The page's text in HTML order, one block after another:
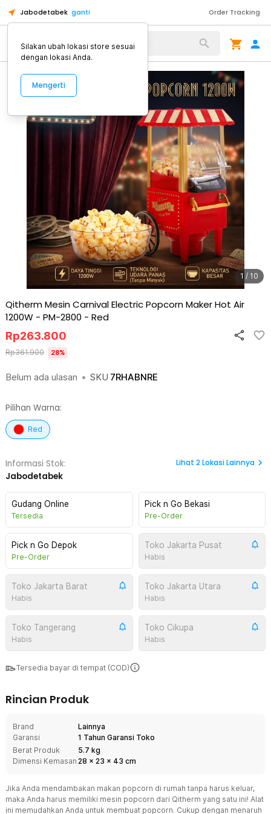
Jabodetabek ganti Order Tracking
Alat Kopi
1 / 10
Qitherm Mesin Carnival Electric Popcorn Maker Hot Air
1200W - PM-2800 - Red
Belum ada ulasan • SKU 7RHABNRE
Rp263.800
Rp361.900 28%
Pilihan Warna:
Red
Informasi Stok:
Jabodetabek
Lihat 2Lokasi Lainnya
Gudang Online
Tersedia
Pick n Go Bekasi
Pre-Order
Pick n Go Depok
Pre-Order
Toko Jakarta Pusat
Habis
Toko Jakarta Barat
Habis
Toko Jakarta Utara
Habis
Toko Tangerang
Habis
Toko Cikupa
Habis
Tersedia bayar di tempat (COD)
Rincian Produk
Brand
Lainnya
Garansi
1 Tahun Garansi Toko
Berat Produk
5.7 kg
Dimensi Kemasan 28 x 23 x 43 cm
Jika Anda mendambakan makan popcorn di rumah tanpa harus keluar,
maka Anda harus memiliki mesin popcorn dari Qitherm yang satu ini! Alat
ini memudahkan Anda untuk membuat popcorn. Cukup dengan menaruh
Silakan ubah lokasi store sesuai
dengan lokasi Anda.
Mengerti